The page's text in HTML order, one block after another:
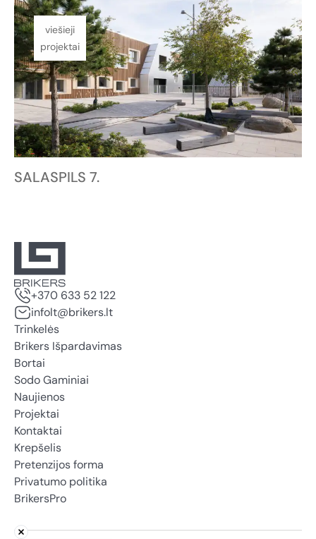
viešieji
projektai
SALASPILS 7.
+370 633 52 122
infolt@brikers.lt
Trinkelės
Brikers Išpardavimas
Bortai
Sodo Gaminiai
Naujienos
Projektai
Kontaktai
Krepšelis
Pretenzijos forma
Privatumo politika
BrikersPro